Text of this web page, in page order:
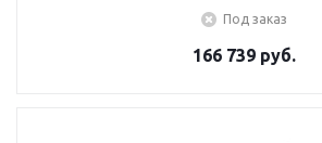
Под заказ
166 739 руб.